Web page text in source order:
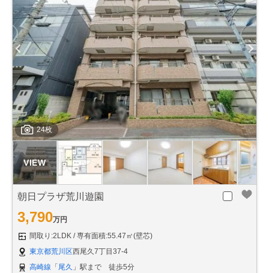
24枚
朝日プラザ荒川遊園
3,790万円
間取り:2LDK
専有面積:55.47㎡(壁芯)
東京都荒川区西尾久7丁目37-4
高崎線 「 尾久 」駅まで 徒歩5分